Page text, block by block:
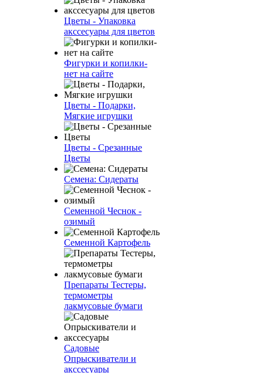
Цветы - Упаковка
акссесуары для цветов
Фигурки и копилки-
нет на сайте
Цветы - Подарки,
Мягкие игрушки
Цветы - Срезанные
Цветы
Семена: Сидераты
Семенной Чеснок -
озимый
Семенной Картофель
Препараты Тестеры,
термометры
лакмусовые бумаги
Садовые
Опрыскиватели и
акссесуары